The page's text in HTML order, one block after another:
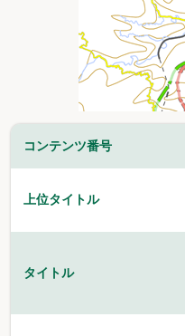
コンテンツ番号
上位タイトル
タイトル